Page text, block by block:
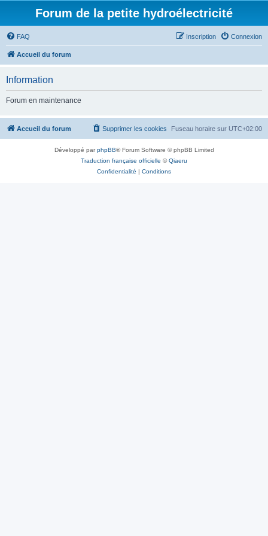
Forum de la petite hydroélectricité
FAQ Connexion
Inscription
Accueil du forum
Information
Forum en maintenance
Accueil du forum Fuseau horaire sur UTC+02:00
Supprimer les cookies
Développé parphpBB® Forum Software © phpBB Limited
Traduction française officielle ©Qiaeru
Confidentialité | Conditions